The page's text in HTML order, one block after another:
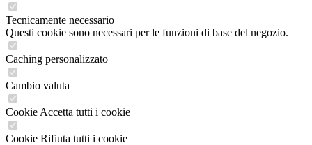
Tecnicamente necessario
Questi cookie sono necessari per le funzioni di base del negozio.
Caching personalizzato
Cambio valuta
Cookie Accetta tutti i cookie
Cookie Rifiuta tutti i cookie